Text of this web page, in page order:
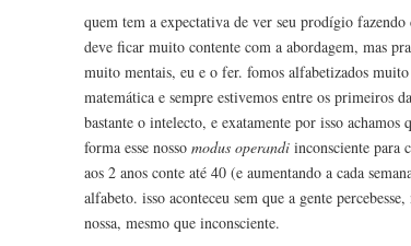
quem tem a expectativa de ver seu prodígio fazendo
deve ficar muito contente com a abordagem, mas
muito mentais, eu e o fer. fomos alfabetizados
matemática e sempre estivemos entre os primeiros
bastante o intelecto, e exatamente por isso achamos
forma esse nosso modus operandi inconsciente para
aos 2 anos conte até 40 (e aumentando a cada
alfabeto. isso aconteceu sem que a gente
nossa, mesmo que inconsciente.